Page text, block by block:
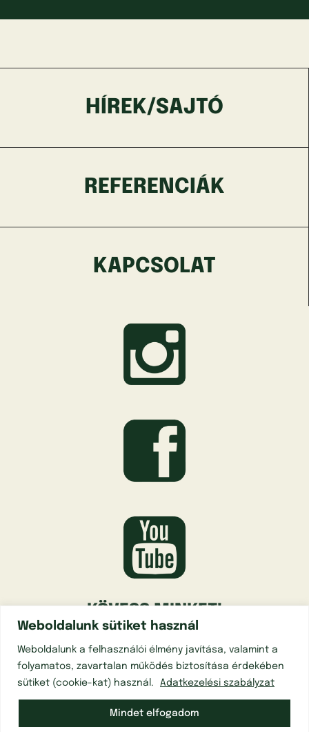
Weboldalunk sütiket használ
Weboldalunk a felhasználói élmény javítása, valamint a
folyamatos, zavartalan működés biztosítása érdekében
sütiket (cookie-kat) használ.
Adatkezelési szabályzat
Mindet elfogadom
HÍREK/SAJTÓ
REFERENCIÁK
KAPCSOLAT
KÖVESS MINKET!